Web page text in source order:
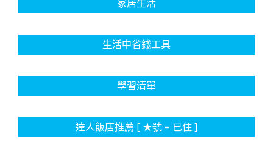
家居生活
生活中省錢工具
學習清單
達人飯店推薦 [ ★號 = 已住 ]